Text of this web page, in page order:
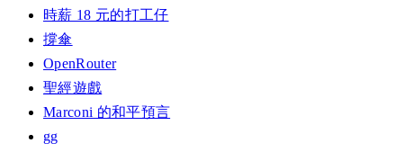
時薪 18 元的打工仔
撐傘
OpenRouter
聖經遊戲
Marconi 的和平預言
gg